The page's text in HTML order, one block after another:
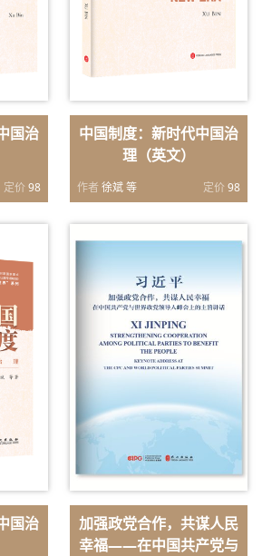
国治
定价98
中国制度：新时代中国治
理（英文）
作者 徐斌 等 定价98
国治
加强政党合作，共谋人民
幸福——在中国共产党与